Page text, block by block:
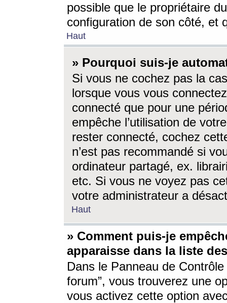
possible que le propriétaire
configuration de son côté, et
Haut
» Pourquoi suis-je
Si vous ne cochez pas la
lorsque vous vous
connecté que pour une
empêche l’utilisation de
rester connecté, cochez
n’est pas recommandé si
ordinateur partagé, ex.
etc. Si vous ne voyez pas
votre administrateur a
Haut
» Comment puis-je
apparaisse dans la liste
Dans le Panneau de
forum”, vous trouverez une
vous activez cette option